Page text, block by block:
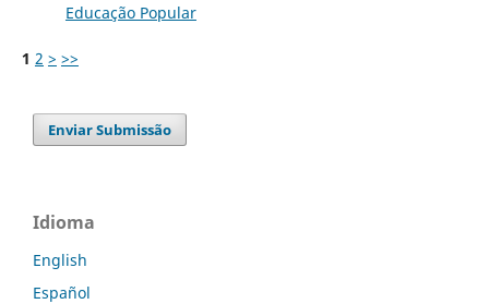
Educação Popular
1 2 > >>
Enviar Submissão
Idioma
English
Español